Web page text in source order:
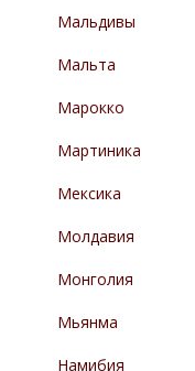
Мальдивы
Мальта
Марокко
Мартиника
Мексика
Молдавия
Монголия
Мьянма
Намибия